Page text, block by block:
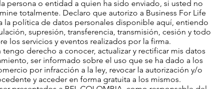
persona o entidad a quien ha sido enviado, si usted no
totalmente. Declaro que autorizo a Business For Life
la política de datos personales disponible aquí, entiendo
supresión, transferencia, transmisión, cesión y todo
los servicios y eventos realizados por la firma.
derecho a conocer, actualizar y rectificar mis datos
ser informado sobre el uso que se ha dado a los
por infracción a la ley, revocar la autorización y/o
y acceder en forma gratuita a los mismos.